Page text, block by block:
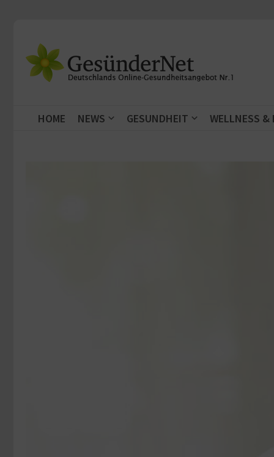
HOME NEWS GESUNDHEIT WELLNESS &